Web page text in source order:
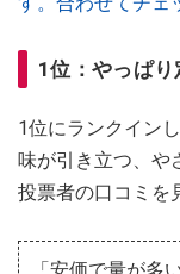
1位：やっぱ
1位にランクイン
味が引き立つ、や
投票者の口コミを